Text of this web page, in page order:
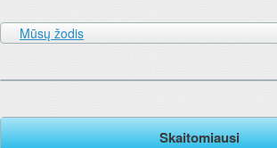
Mūsų žodis
Skaitomiausi